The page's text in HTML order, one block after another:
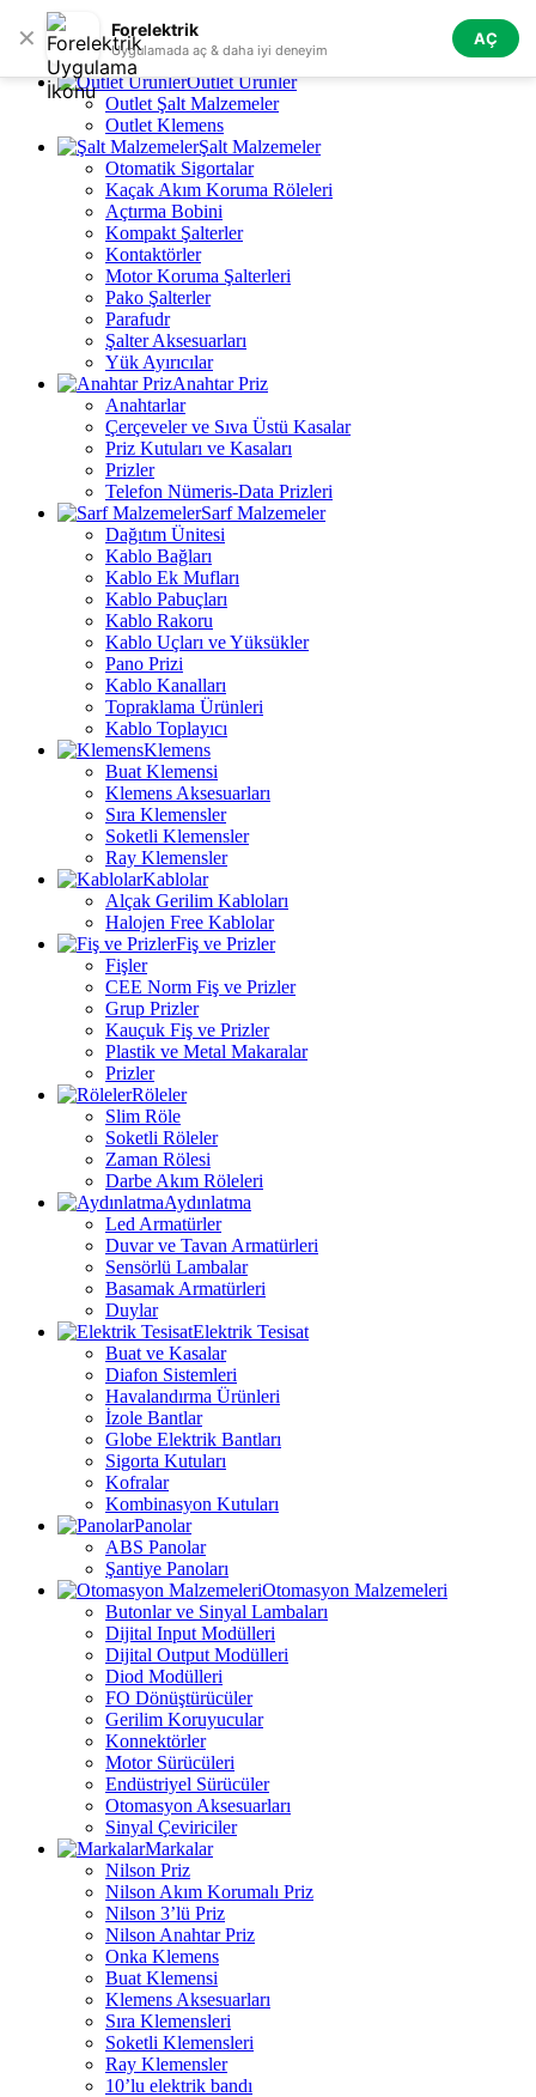
✕ Forelektrik
Uygulamada aç & daha iyi deneyim
AÇ
Skip to navigation Skip to main content
Tüm Kategoriler
Outlet Ürünler
Outlet Şalt Malzemeler
Outlet Klemens
Şalt Malzemeler
Otomatik Sigortalar
Kaçak Akım Koruma Röleleri
Açtırma Bobini
Kompakt Şalterler
Kontaktörler
Motor Koruma Şalterleri
Pako Şalterler
Parafudr
Şalter Aksesuarları
Yük Ayırıcılar
Anahtar Priz
Anahtarlar
Çerçeveler ve Sıva Üstü Kasalar
Priz Kutuları ve Kasaları
Prizler
Telefon Nümeris-Data Prizleri
Sarf Malzemeler
Dağıtım Ünitesi
Kablo Bağları
Kablo Ek Mufları
Kablo Pabuçları
Kablo Rakoru
Kablo Uçları ve Yüksükler
Pano Prizi
Kablo Kanalları
Topraklama Ürünleri
Kablo Toplayıcı
Klemens
Buat Klemensi
Klemens Aksesuarları
Sıra Klemensler
Soketli Klemensler
Ray Klemensler
Kablolar
Alçak Gerilim Kabloları
Halojen Free Kablolar
Fiş ve Prizler
Fişler
CEE Norm Fiş ve Prizler
Grup Prizler
Kauçuk Fiş ve Prizler
Plastik ve Metal Makaralar
Prizler
Röleler
Slim Röle
Soketli Röleler
Zaman Rölesi
Darbe Akım Röleleri
Aydınlatma
Led Armatürler
Duvar ve Tavan Armatürleri
Sensörlü Lambalar
Basamak Armatürleri
Duylar
Elektrik Tesisat
Buat ve Kasalar
Diafon Sistemleri
Havalandırma Ürünleri
İzole Bantlar
Globe Elektrik Bantları
Sigorta Kutuları
Kofralar
Kombinasyon Kutuları
Panolar
ABS Panolar
Şantiye Panoları
Otomasyon Malzemeleri
Butonlar ve Sinyal Lambaları
Dijital Input Modülleri
Dijital Output Modülleri
Diod Modülleri
FO Dönüştürücüler
Gerilim Koruyucular
Konnektörler
Motor Sürücüleri
Endüstriyel Sürücüler
Otomasyon Aksesuarları
Sinyal Çeviriciler
Markalar
Nilson Priz
Nilson Akım Korumalı Priz
Nilson 3’lü Priz
Nilson Anahtar Priz
Onka Klemens
Buat Klemensi
Klemens Aksesuarları
Sıra Klemensleri
Soketli Klemensleri
Ray Klemensler
10’lu elektrik bandı